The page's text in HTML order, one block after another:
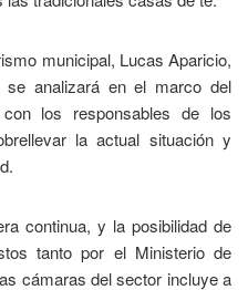
municipal, Lucas Aparicio,
se analizará en el marco del
los responsables de los
la actual situación y
continua, y la posibilidad de
tanto por el Ministerio de
cámaras del sector incluye a